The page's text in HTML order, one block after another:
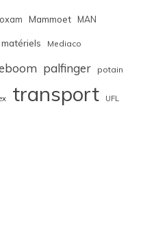
Mammoet MAN
matériels Mediaco
palfinger potain
transport UFL